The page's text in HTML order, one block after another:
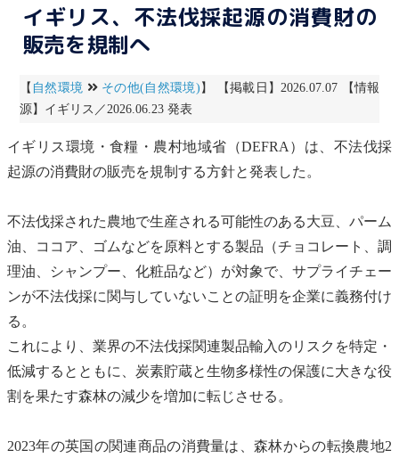
イギリス、不法伐採起源の消費財の
販売を規制へ
【 自然環境 その他(自然環境) 】 【掲載日】2026.07.07 【情報
源】イギリス／2026.06.23 発表
イギリス環境・食糧・農村地域省（DEFRA）は、不法伐採
起源の消費財の販売を規制する方針と発表した。
不法伐採された農地で生産される可能性のある大豆、パーム
油、ココア、ゴムなどを原料とする製品（チョコレート、調
理油、シャンプー、化粧品など）が対象で、サプライチェー
ンが不法伐採に関与していないことの証明を企業に義務付け
る。
これにより、業界の不法伐採関連製品輸入のリスクを特定・
低減するとともに、炭素貯蔵と生物多様性の保護に大きな役
割を果たす森林の減少を増加に転じさせる。
2023年の英国の関連商品の消費量は、森林からの転換農地2